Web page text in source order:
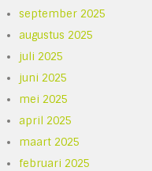
september 2025
augustus 2025
juli 2025
juni 2025
mei 2025
april 2025
maart 2025
februari 2025